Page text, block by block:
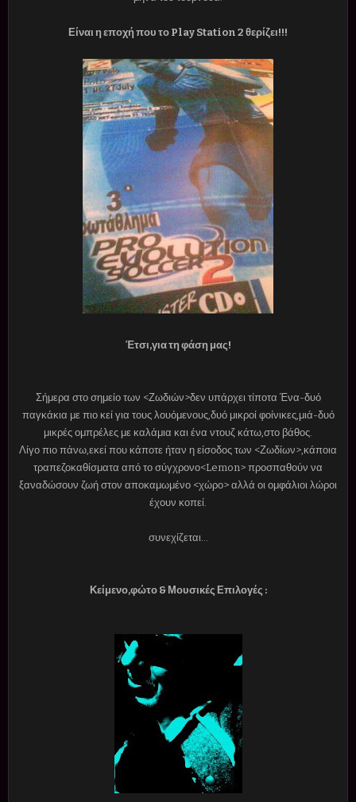
Είναι η εποχή που το Play Station 2 θερίζει!!!
Έτσι,για τη φάση μας!
Σήμερα στο σημείο των <Ζωδιών>δεν υπάρχει τίποτα Ένα-δυό
παγκάκια με πιο κεί για τους λουόμενους,δυό μικροί φοίνικες,μιά-δυό
μικρές ομπρέλες με καλάμια και ένα ντουζ κάτω,στο βάθος.
Λίγο πιο πάνω,εκεί που κάποτε ήταν η είσοδος των <Ζωδίων>,κάποια
τραπεζοκαθίσματα από το σύγχρονο<Lemon> προσπαθούν να
ξαναδώσουν ζωή στον αποκαμωμένο <χώρο> αλλά οι ομφάλιοι λώροι
έχουν κοπεί.
συνεχίζεται...
Κείμενο,φώτο & Μουσικές Επιλογές :